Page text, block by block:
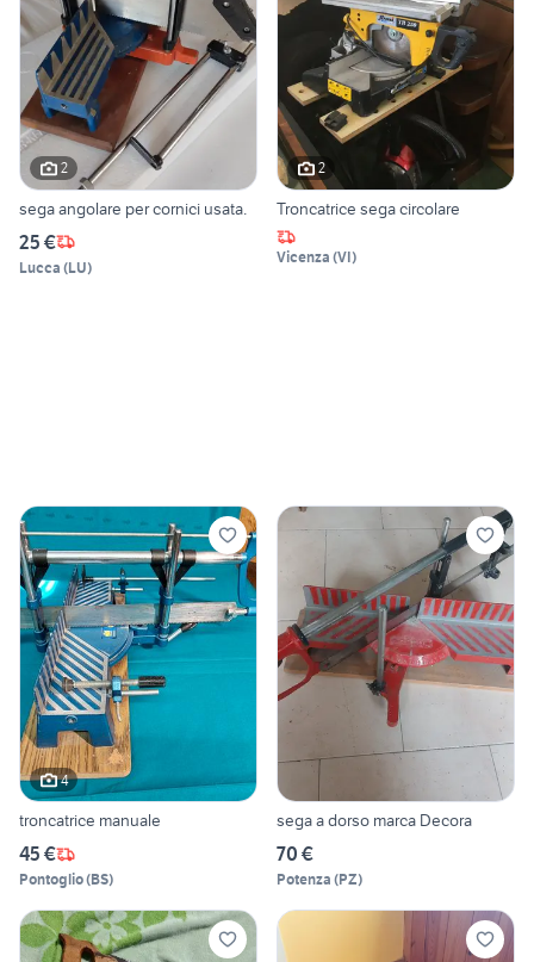
2
sega angolare per cornici usata.
25 €
Lucca (LU)
2
Troncatrice sega circolare
Vicenza (VI)
4
troncatrice manuale
45 €
Pontoglio(BS)
sega a dorso marca Decora
70 €
Potenza (PZ)